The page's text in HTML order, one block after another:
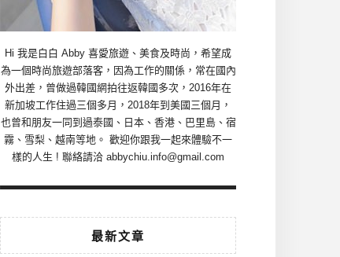
Hi 我是白白 Abby 喜愛旅遊、美食及時尚，希望成
為一個時尚旅遊部落客，因為工作的關係，常在國內
外出差，曾做過韓國網拍往返韓國多次，2016年在
新加坡工作住過三個多月，2018年到美國三個月，
也曾和朋友一同到過泰國、日本、香港、巴里島、宿
霧、雪梨、越南等地。 歡迎你跟我一起來體驗不一
樣的人生 ! 聯絡請洽 abbychiu.info@gmail.com
最新文章